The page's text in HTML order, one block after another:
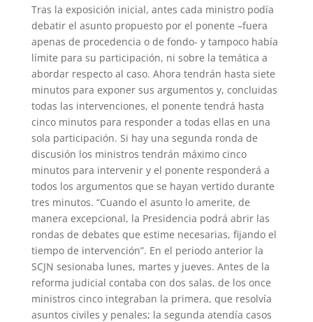
Tras la exposición inicial, antes cada ministro podía
debatir el asunto propuesto por el ponente –fuera
apenas de procedencia o de fondo- y tampoco había
límite para su participación, ni sobre la temática a
abordar respecto al caso. Ahora tendrán hasta siete
minutos para exponer sus argumentos y, concluidas
todas las intervenciones, el ponente tendrá hasta
cinco minutos para responder a todas ellas en una
sola participación. Si hay una segunda ronda de
discusión los ministros tendrán máximo cinco
minutos para intervenir y el ponente responderá a
todos los argumentos que se hayan vertido durante
tres minutos. “Cuando el asunto lo amerite, de
manera excepcional, la Presidencia podrá abrir las
rondas de debates que estime necesarias, fijando el
tiempo de intervención”. En el periodo anterior la
SCJN sesionaba lunes, martes y jueves. Antes de la
reforma judicial contaba con dos salas, de los once
ministros cinco integraban la primera, que resolvía
asuntos civiles y penales; la segunda atendía casos